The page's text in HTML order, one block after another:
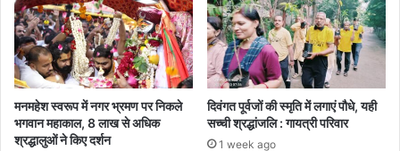
मनमहेश स्वरूप में नगर भ्रमण पर निकले
भगवान महाकाल, 8 लाख से अधिक
श्रद्धालुओं ने किए दर्शन
दिवंगत पूर्वजों की स्मृति में लगाएं पौधे, यही
सच्ची श्रद्धांजलि : गायत्री परिवार
1 week ago